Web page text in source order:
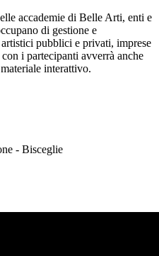
accademie di Belle Arti, enti e
di gestione e
pubblici e privati, imprese
i partecipanti avverrà anche
interattivo.
- Bisceglie